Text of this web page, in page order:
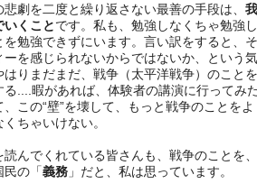
悲劇を二度と繰り返さない最善の手段は、
いくことです。私も、勉強しなくちゃ勉強
を勉強できずにいます。言い訳をすると、
ーを感じられないからではないか、という
はりまだまだ、戦争（太平洋戦争）のこと
る....暇があれば、体験者の講演に行ってみ
、この“壁”を壊して、もっと戦争のことを
くちゃいけない。
読んでくれている皆さんも、戦争のことを
民の「義務 」だと、私は思っています。